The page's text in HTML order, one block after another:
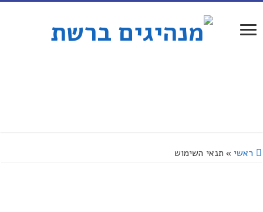
ראשי » תנאי השימוש